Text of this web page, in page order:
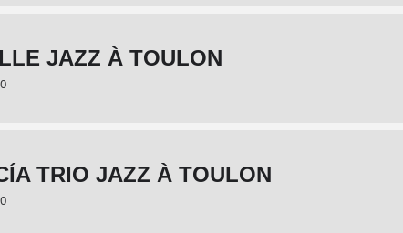
JAZZ À TOULON
TRIO JAZZ À TOULON